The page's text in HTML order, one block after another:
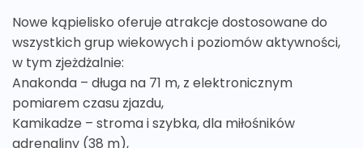
Nowe kąpielisko oferuje atrakcje dostosowane do
wszystkich grup wiekowych i poziomów aktywności,
w tym zjeżdżalnie:
Anakonda – długa na 71 m, z elektronicznym
pomiarem czasu zjazdu,
Kamikadze – stroma i szybka, dla miłośników
adrenaliny (38 m),